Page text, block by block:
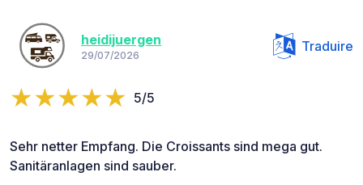
heidijuergen
29/07/2026
Traduire
5/5
Sehr netter Empfang. Die Croissants sind mega gut.
Sanitäranlagen sind sauber.